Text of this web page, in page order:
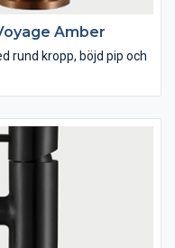
Amber
rund kropp, böjd pip och